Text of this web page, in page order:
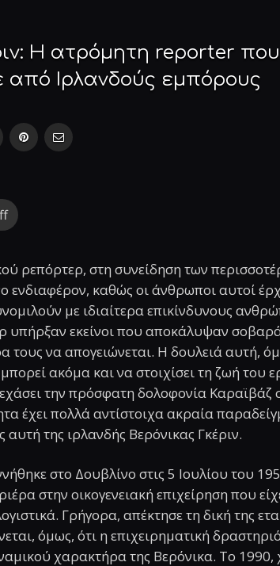
Η ατρόμητη reporter που
από Ιρλανδούς εμπόρους
ρεπόρτερ, στη συνείδηση των
ενδιαφέρον, καθώς οι άνθρωποι αυτοί
με ιδιαίτερα επικίνδυνους
υπήρξαν εκείνοι που αποκάλυψαν
τους να απογειώνεται. Η δουλειά αυτή,
ακόμα και να στοιχίσει τη ζωή του
την πρόσφατη δολοφονία Καραϊβάζ
έχει πολλά αντίστοιχα ακραία
της ιρλανδής Βερόνικας Γκέριν.
στο Δουβλίνο στις 5 Ιουλίου του
στην οικογενειακή επιχείρηση που
Γρήγορα, απέκτησε τη δική της
όμως, ότι η επιχειρηματική
χαρακτήρα της Βερόνικα. Το 1990,